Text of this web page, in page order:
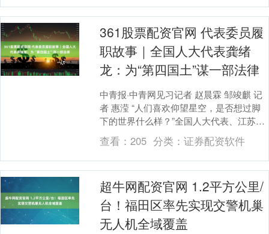
361股票配资官网 代表委员履
职故事｜全国人大代表龚绪
龙：为“第四国土”谋一部法律
中青报·中青网见习记者 赵晨霖 邹竣麒 记
者 惠滢 “人们喜欢仰望星空，是否想过脚
下的世界什么样？”全国人大代表、江苏省
地质调查研究院地质科技与成果处处长龚
绪龙....
查看：205 分类： 证券配资软件
超牛网配资官网 1.2平方公里/
台！福田区率先实现交警机巢
无人机全域覆盖